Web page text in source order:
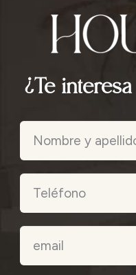
¿Te